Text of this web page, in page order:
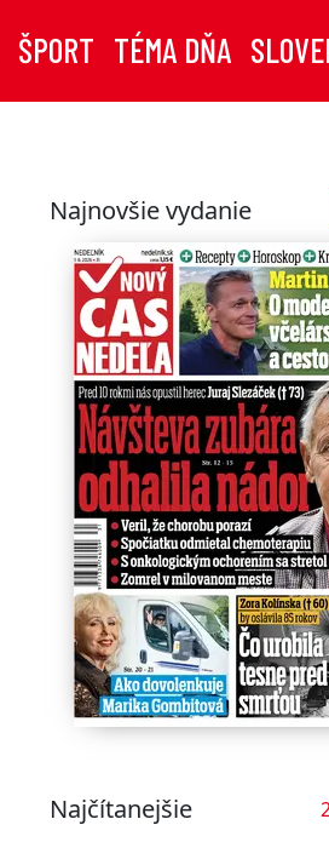
ŠPORT TÉMA DŇA
Najnovšie vydanie
Najčítanejšie